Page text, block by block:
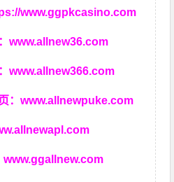
www.ggpkcasino.com
www.allnew36.com
www.allnew366.com
：www.allnewpuke.com
www.ggallnew.com